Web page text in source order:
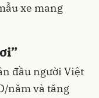
xe mang
đầu người Việt
năm và tăng